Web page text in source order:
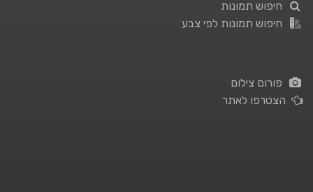
חיפוש תמונות
חיפוש תמונות לפי צבע
פורום צילום
הצטרפו לאתר